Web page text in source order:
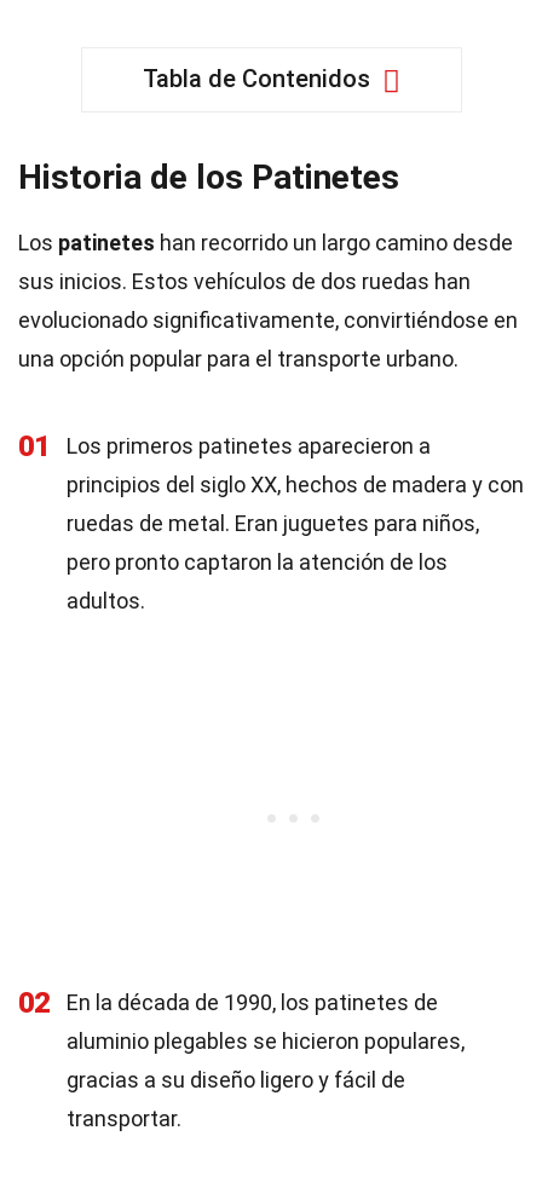
Tabla de Contenidos
Historia de los Patinetes
Los patinetes han recorrido un largo camino desde
sus inicios. Estos vehículos de dos ruedas han
evolucionado significativamente, convirtiéndose en
una opción popular para el transporte urbano.
01
Los primeros patinetes aparecieron a
principios del siglo XX, hechos de madera y con
ruedas de metal. Eran juguetes para niños,
pero pronto captaron la atención de los
adultos.
02
En la década de 1990, los patinetes de
aluminio plegables se hicieron populares,
gracias a su diseño ligero y fácil de
transportar.